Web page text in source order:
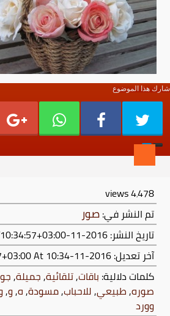
شارك هذا الموضوع
4٬478views
تم النشر في:صور
تاريخ النشر: 2016-11-20T10:34:57+03:00
آخر تعديل:2016-11-20T10:34:57+03:00
At 10:34 ص
كلمات دلالية: باقات,تلقائية,جميلة,
صوره,طبيعي,للاحباب,مسودة,ه,و,
وورد